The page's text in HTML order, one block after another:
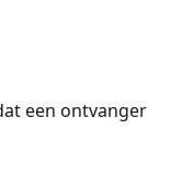
een ontvanger